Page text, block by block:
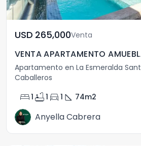
USD	265,000Venta
Apartamento en La Esmeralda
Caballeros
bed1 bathtub1 directions_car 1 square_foot 74m2
Anyella Cabrera